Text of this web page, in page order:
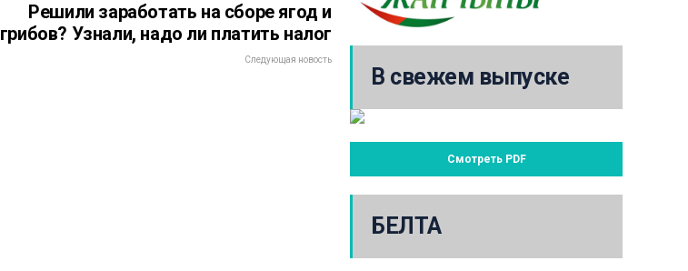
Решили заработать на сборе ягод и
грибов? Узнали, надо ли платить налог
Следующая новость
В свежем выпуске
Смотреть PDF
БЕЛТА